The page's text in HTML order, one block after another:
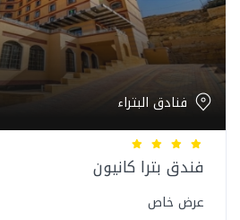
فنادق البتراء
فندق بترا كانيون
عرض خاص